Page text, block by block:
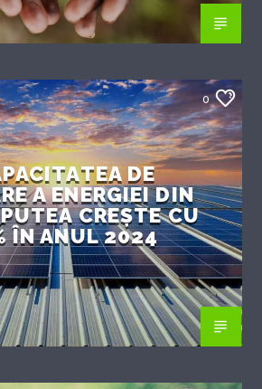
0
DE
A ENERGIEI DIN
CREȘTE CU
ÎN ANUL 2024